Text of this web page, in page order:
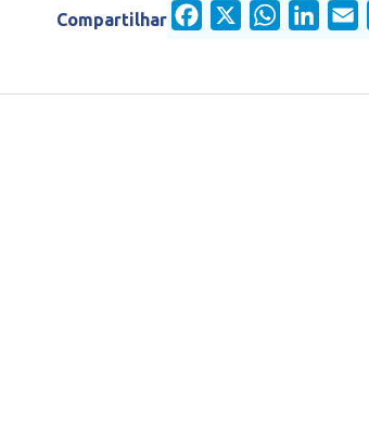
Compartilhar Facebook WhatsApp